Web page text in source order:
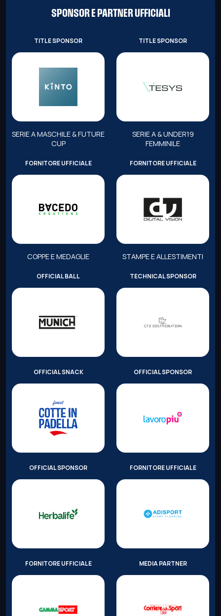
SPONSOR E PARTNER UFFICIALI
TITLE SPONSOR
SERIE A MASCHILE & FUTURE
CUP
TITLE SPONSOR
SERIE A & UNDER19
FEMMINILE
FORNITORE UFFICIALE
COPPE E MEDAGLIE
FORNITORE UFFICIALE
STAMPE E ALLESTIMENTI
OFFICIAL BALL TECHNICAL SPONSOR
OFFICIAL SNACK OFFICIAL SPONSOR
OFFICIAL SPONSOR FORNITORE UFFICIALE
FORNITORE UFFICIALE MEDIA PARTNER